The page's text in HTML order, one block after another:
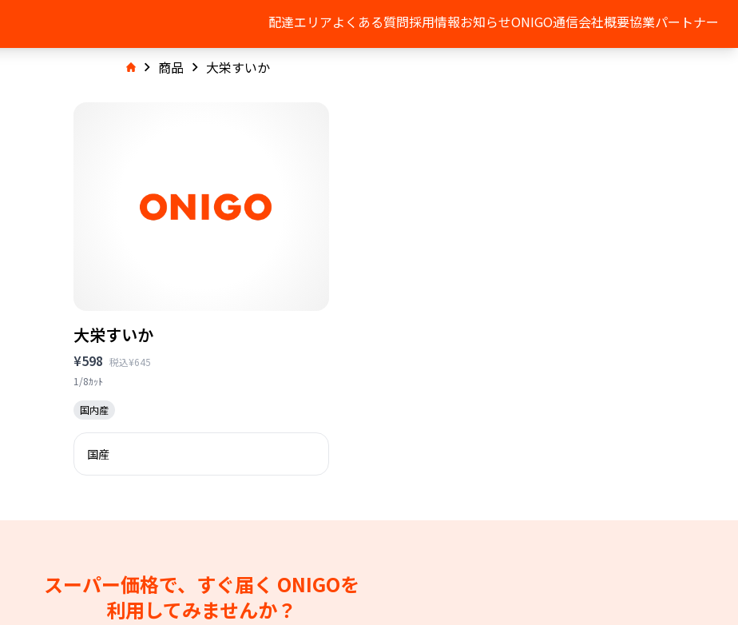
配達エリアよくある質問採用情報お知らせONIGO通信会社概要協業パートナー
商品 大栄すいか
大栄すいか
¥598 税込¥645
1/8ｶｯﾄ
国内産
国産
スーパー価格で、すぐ届く ONIGOを
利用してみませんか？